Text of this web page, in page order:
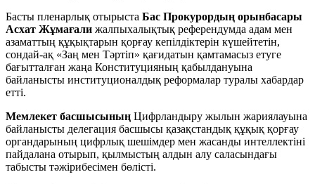
Басты пленарлық отырыста Бас Прокурордың орынбасары
Асхат Жұмағали жалпыхалықтық референдумда адам мен
азаматтың құқықтарын қорғау кепілдіктерін күшейтетін,
сондай-ақ «Заң мен Тәртіп» қағидатын қамтамасыз етуге
бағытталған жаңа Конституцияның қабылдануына
байланысты институционалдық реформалар туралы хабардар
етті.
Мемлекет басшысының Цифрландыру жылын жариялауына
байланысты делегация басшысы қазақстандық құқық қорғау
органдарының цифрлық шешімдер мен жасанды интеллектіні
пайдалана отырып, қылмыстың алдын алу саласындағы
табысты тәжірибесімен бөлісті.